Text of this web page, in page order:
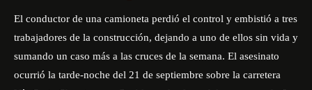
El conductor de una camioneta perdió el control y embistió a tres
trabajadores de la construcción, dejando a uno de ellos sin vida y
sumando un caso más a las cruces de la semana. El asesinato
ocurrió la tarde-noche del 21 de septiembre sobre la carretera